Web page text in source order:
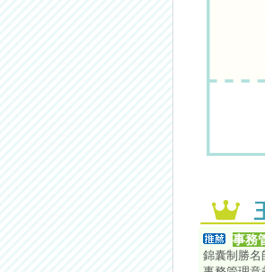
事務
錦囊制勝名